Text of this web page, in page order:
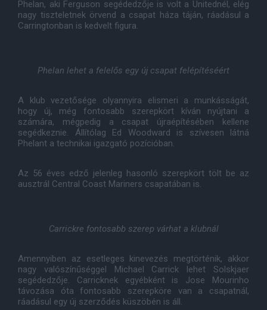
Phelan, aki Ferguson segédedzője is volt a Unitednél, elég
nagy tiszteletnek örvend a csapat háza táján, ráadásul a
Carringtonban is kedvelt figura.
Phelan lehet a felelős egy új csapat felépítéséért
A klub vezetősége olyannyira elismeri a munkásságát,
hogy új, még fontosabb szerepkört kíván nyújtani a
számára, mégpedig a csapat újraépítésében kellene
segédkeznie. Állítólag Ed Woodward is szívesen látná
Phelant a technikai igazgató pozícióban.
Az 56 éves edző jelenleg hasonló szerepkört tölt be az
ausztrál Central Coast Mariners csapatában is.
Carrickre fontosabb szerep várhat a klubnál
Amennyiben az esetleges kinevezés megtörténik, akkor
nagy valószínűséggel Michael Carrick lehet Solskjaer
segédedzője. Carricknek egyébként is Jose Mourinho
távozása óta fontosabb szerepköre van a csapatnál,
ráadásul egy új szerződés küszöbén is áll.